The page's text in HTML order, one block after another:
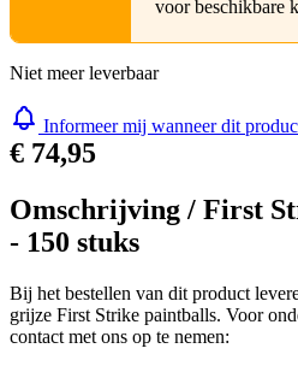
voor beschikbare
Niet meer leverbaar
Informeer mij wanneer dit
€ 74,95
Omschrijving / First
- 150 stuks
Bij het bestellen van dit product
grijze First Strike paintballs. Voor
contact met ons op te nemen: